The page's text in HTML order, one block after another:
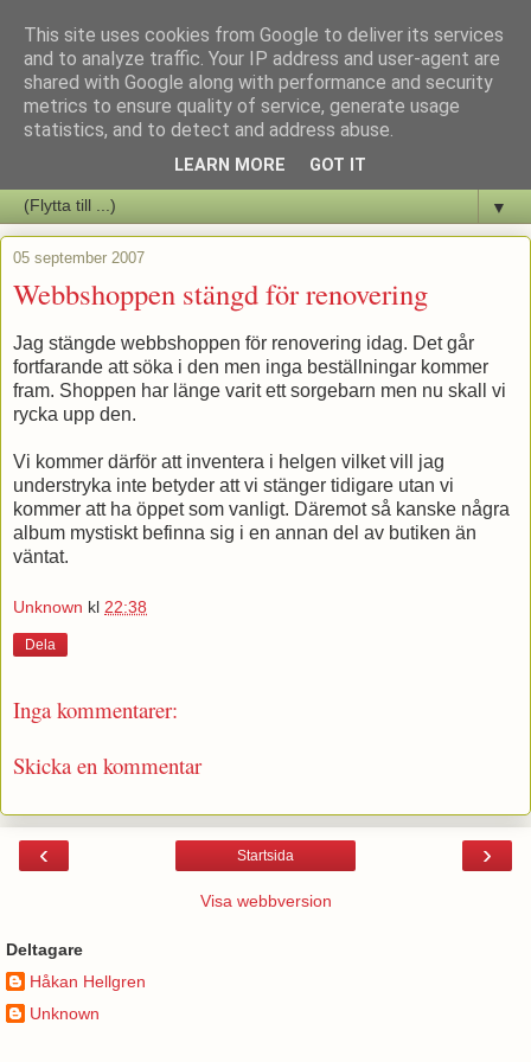
Staffars Seriers Blog
Vi skriver om serienyheter av alla de slag samt om vad som sker i
▼
05 september 2007
Webbshoppen stängd för renovering
Jag stängde webbshoppen för renovering idag. Det går
fortfarande att söka i den men inga beställningar kommer
fram. Shoppen har länge varit ett sorgebarn men nu skall vi
rycka upp den.
Vi kommer därför att inventera i helgen vilket vill jag
understryka inte betyder att vi stänger tidigare utan vi
kommer att ha öppet som vanligt. Däremot så kanske några
album mystiskt befinna sig i en annan del av butiken än
väntat.
Unknown kl 22:38
Dela
Inga kommentarer:
Skicka en kommentar
‹ ›
Startsida
Visa webbversion
Deltagare
Håkan Hellgren
Unknown
This site uses cookies from Google to deliver its services
and to analyze traffic. Your IP address and user-agent are
shared with Google along with performance and security
metrics to ensure quality of service, generate usage
statistics, and to detect and address abuse.
LEARN MORE GOT IT